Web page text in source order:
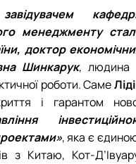
менеджменту
доктор
Шинкарук, людина
роботи. Саме
і гарантом
, яка є
з Китаю, Кот-